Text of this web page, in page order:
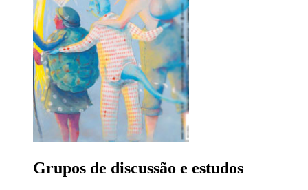
Grupos de discussão e estudos